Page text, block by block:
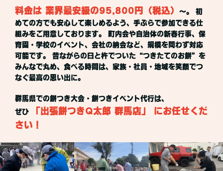
料金は 業界最安級の95,800円（税込）
〜。 初
めての方でも安心して楽しめるよう、手ぶらで参加できる仕
組みをご用意しております。 町内会や自治体の新春行事、保
育園・学校のイベント、会社の納会など、規模を問わず対応
可能です。 昔ながらの臼と杵でついた“つきたてのお餅”を
みんなで丸め、食べる時間は、家族・社員・地域を笑顔でつ
なぐ最高の思い出に。
群馬県での餅つき大会・餅つきイベント代行は、
ぜひ
「出張餅つきQ太郎 群馬店」 にお任せくだ
さい！